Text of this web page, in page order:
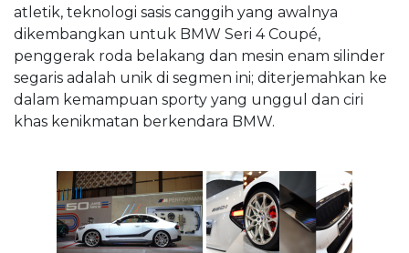
atletik, teknologi sasis canggih yang awalnya
dikembangkan untuk BMW Seri 4 Coupé,
penggerak roda belakang dan mesin enam silinder
segaris adalah unik di segmen ini; diterjemahkan ke
dalam kemampuan sporty yang unggul dan ciri
khas kenikmatan berkendara BMW.